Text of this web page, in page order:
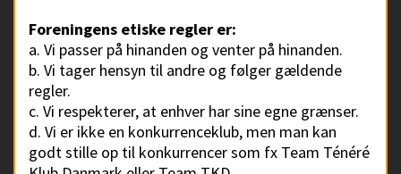
Foreningens etiske regler er:
a. Vi passer på hinanden og venter på hinanden.
b. Vi tager hensyn til andre og følger gældende
regler.
c. Vi respekterer, at enhver har sine egne grænser.
d. Vi er ikke en konkurrenceklub, men man kan
godt stille op til konkurrencer som fx Team Ténéré